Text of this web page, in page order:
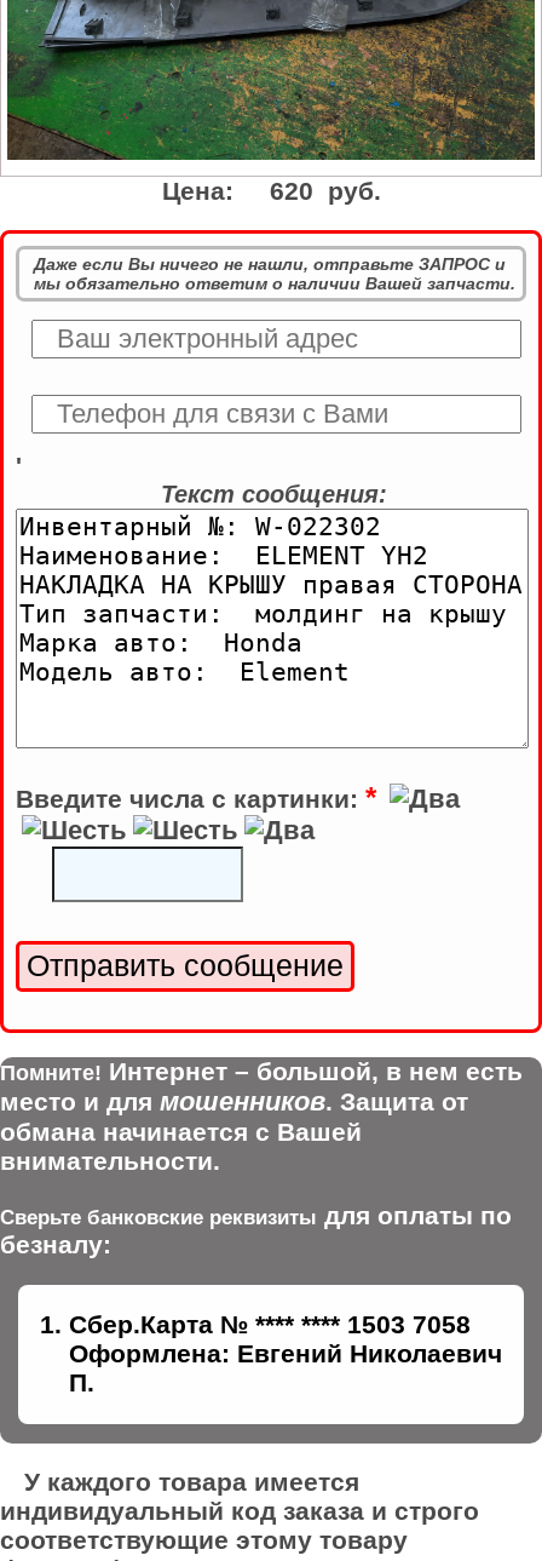
Цена: 620 руб.
Даже если Вы ничего не нашли, отправьте ЗАПРОС и
мы обязательно ответим о наличии Вашей запчасти.
'
Текст сообщения:
Введите числа с картинки: *
Помните! Интернет – большой, в нем есть
место и для мошенников. Защита от
обмана начинается с Вашей
внимательности.
Сверьте банковские реквизиты для оплаты по
безналу:
Сбер.Карта № **** **** 1503 7058
Оформлена: Евгений Николаевич
П.
У каждого товара имеется
индивидуальный код заказа и строго
соответствующие этому товару